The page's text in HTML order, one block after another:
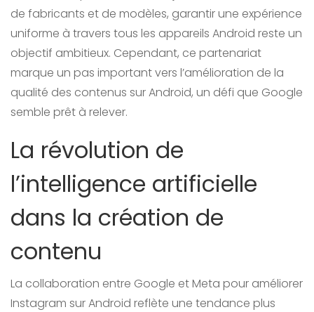
de fabricants et de modèles, garantir une expérience
uniforme à travers tous les appareils Android reste un
objectif ambitieux. Cependant, ce partenariat
marque un pas important vers l’amélioration de la
qualité des contenus sur Android, un défi que Google
semble prêt à relever.
La révolution de
l’intelligence artificielle
dans la création de
contenu
La collaboration entre Google et Meta pour améliorer
Instagram sur Android reflète une tendance plus